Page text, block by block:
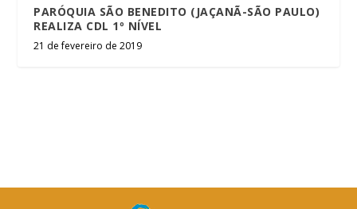
PARÓQUIA SÃO BENEDITO (JAÇANÃ-SÃO PAULO)
REALIZA CDL 1º NÍVEL
21 de fevereiro de 2019